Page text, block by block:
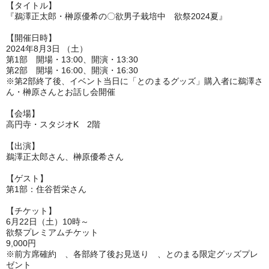
【タイトル】
『鵜澤正太郎・榊原優希の〇欲男子栽培中 欲祭2024夏』
【開催日時】
2024年8 月3日
（土）
第1部 開場・ 13:00 、開演・ 13:30
第2部 開場・ 16:00 、開演・ 16:30
※第2部終了後、イベント当日に「とのまるグッズ」購入者に鵜澤さ
ん・榊原さんとお話し会開催
【会場】
高円寺・スタジオK 2階
【出演】
鵜澤正太郎さん、榊原優希さん
【ゲスト】
第1部：住谷哲栄さん
【チケット】
6 月 22日（土） 10時～
欲祭プレミアムチケット
9,000円
※前方席確約 、各部終了後お見送り 、とのまる限定グッズプレ
ゼント